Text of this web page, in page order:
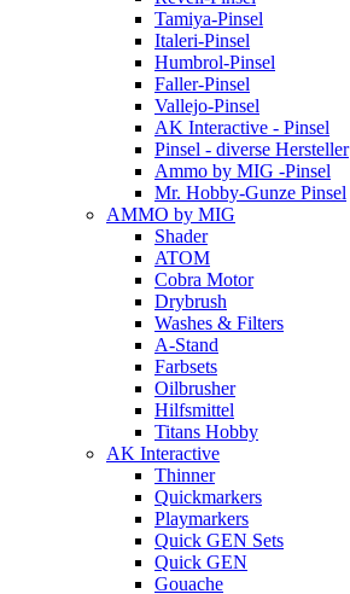
Tamiya-Pinsel
Italeri-Pinsel
Humbrol-Pinsel
Faller-Pinsel
Vallejo-Pinsel
AK Interactive - Pinsel
Pinsel - diverse Hersteller
Ammo by MIG -Pinsel
Mr. Hobby-Gunze Pinsel
AMMO by MIG
Shader
ATOM
Cobra Motor
Drybrush
Washes & Filters
A-Stand
Farbsets
Oilbrusher
Hilfsmittel
Titans Hobby
AK Interactive
Thinner
Quickmarkers
Playmarkers
Quick GEN Sets
Quick GEN
Gouache